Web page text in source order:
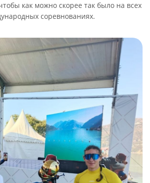
как можно скорее так было на всех
соревнованиях.